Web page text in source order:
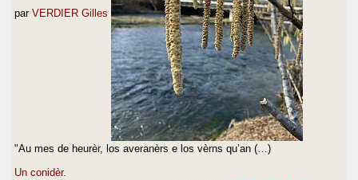
par VERDIER Gilles
"Au mes de heurèr, los averanèrs e los vèrns qu’an (…)
Un conidèr.